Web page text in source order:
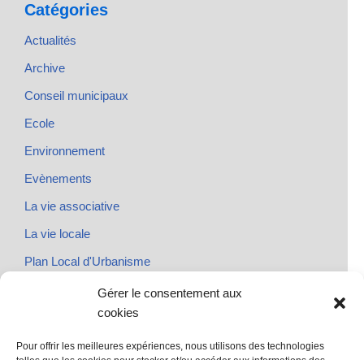
Gérer le consentement aux
cookies
Pour offrir les meilleures expériences, nous utilisons des technologies
Catégories
Actualités
Archive
Conseil municipaux
Ecole
Environnement
Evènements
La vie associative
La vie locale
Plan Local d'Urbanisme